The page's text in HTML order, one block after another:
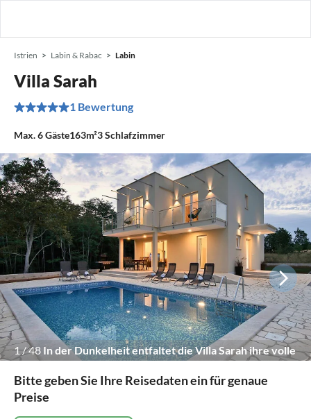
Istrien Labin & Rabac Labin
Villa Sarah
1 Bewertung
Max.6Gäste163m²3Schlafzimmer
1/48 In der Dunkelheit entfaltet die Villa Sarah ihre volle
Bitte geben Sie Ihre Reisedaten ein für genaue
Preise